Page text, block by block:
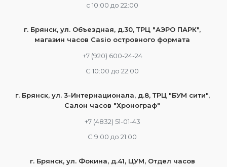
c 10:00 до 22:00
г. Брянск, ул. Объездная, д.30, ТРЦ "АЭРО ПАРК",
магазин часов Casio островного формата
+7 (920) 600-24-24
С 10:00 до 22:00
г. Брянск, ул. 3-Интернационала, д.8, ТРЦ "БУМ сити",
Салон часов "Хронограф"
+7 (4832) 51-01-43
С 9:00 до 21:00
г. Брянск, ул. Фокина, д.41, ЦУМ, Отдел часов